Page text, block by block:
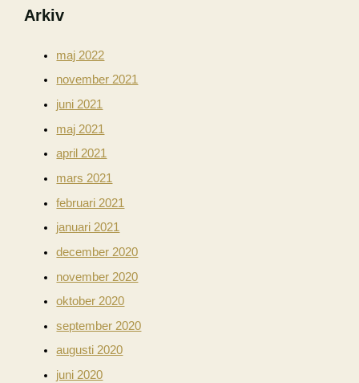
Arkiv
maj 2022
november 2021
juni 2021
maj 2021
april 2021
mars 2021
februari 2021
januari 2021
december 2020
november 2020
oktober 2020
september 2020
augusti 2020
juni 2020